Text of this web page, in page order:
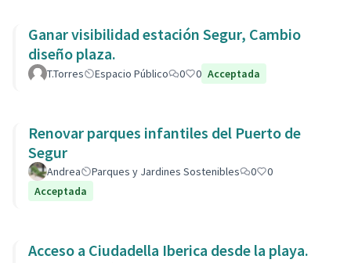
Ganar visibilidad estación Segur, Cambio
diseño plaza.
T.Torres Espacio Público 0 0 Acceptada
Renovar parques infantiles del Puerto de
Segur
Andrea Parques y Jardines Sostenibles 0
0
Acceptada
Acceso a Ciudadella Iberica desde la playa.